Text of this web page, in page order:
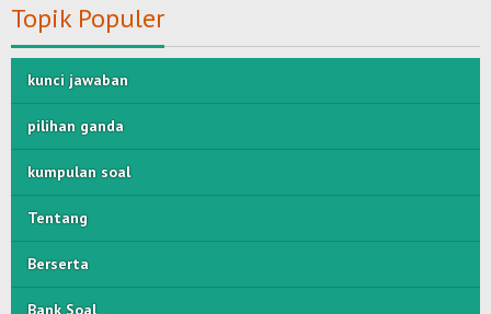
Topik Populer
kunci jawaban
pilihan ganda
kumpulan soal
Tentang
Berserta
Bank Soal